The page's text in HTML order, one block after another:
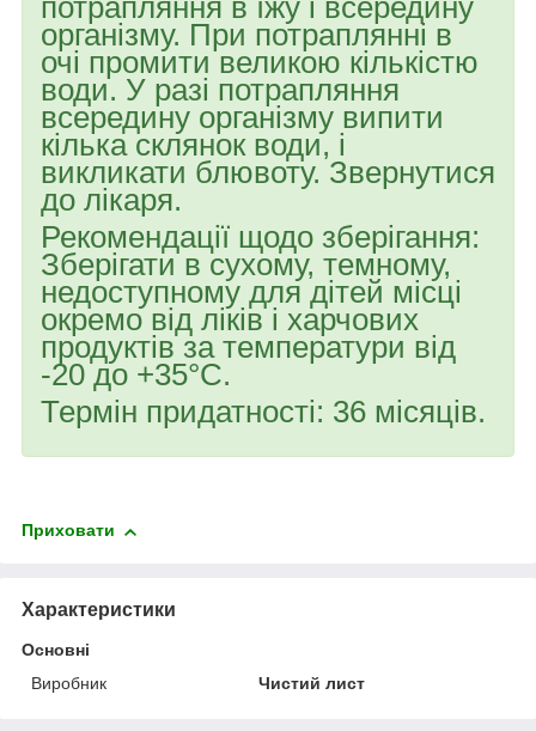
потрапляння в їжу і всередину
організму. При потраплянні в
очі промити великою кількістю
води. У разі потрапляння
всередину організму випити
кілька склянок води, і
викликати блювоту. Звернутися
до лікаря.
Рекомендації щодо зберігання:
Зберігати в сухому, темному,
недоступному для дітей місці
окремо від ліків і харчових
продуктів за температури від
-20 до +35°С.
Термін придатності: 36 місяців.
Приховати
Характеристики
Основні
Виробник
Чистий лист